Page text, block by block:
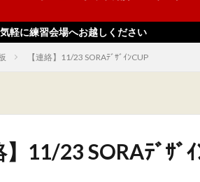
スタッフ
へお越しください
【連絡】11/23 SORAﾃﾞｻﾞｲﾝCUP
】11/23 SORAﾃﾞｻﾞ